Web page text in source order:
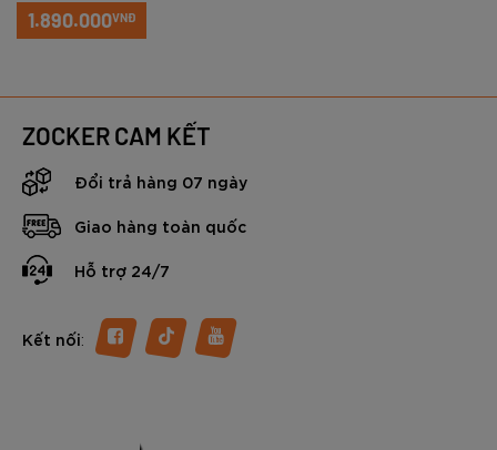
1.890.000VNĐ
ZOCKER CAM KẾT
Đổi trả hàng 07 ngày
Giao hàng toàn quốc
Hỗ trợ 24/7
Kết nối: